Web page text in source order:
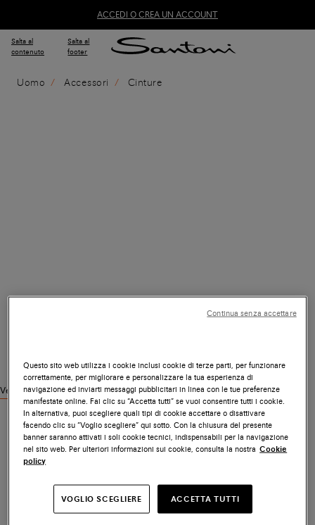
ACCEDI O CREA UN ACCOUNT
Salta al
contenuto
Salta al
footer
Uomo Accessori Cinture
Vedi prodotti simili
Questo sito web utilizza i cookie inclusi cookie di terze parti, per funzionare
correttamente, per migliorare e personalizzare la tua esperienza di
navigazione ed inviarti messaggi pubblicitari in linea con le tue preferenze
manifestate online. Fai clic su “Accetta tutti” se vuoi consentire tutti i cookie.
In alternativa, puoi scegliere quali tipi di cookie accettare o disattivare
facendo clic su “Voglio scegliere” qui sotto. Con la chiusura del presente
banner saranno attivati i soli cookie tecnici, indispensabili per la navigazione
nel sito web. Per ulteriori informazioni sui cookie, consulta la nostra Cookie
policy
VOGLIO SCEGLIERE ACCETTA TUTTI
Continua senza accettare